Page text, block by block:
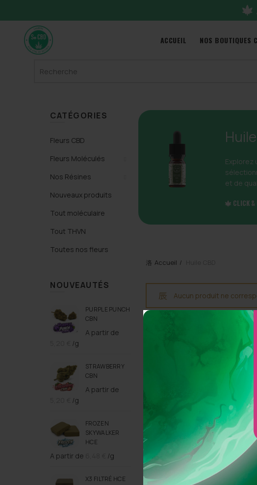
ACCUEIL NOS BOUTIQUES
for:
Explorez
et de
CLICK &
Accueil
Aucun produit ne
CATÉGORIES
Fleurs CBD
Fleurs Moléculés
Nos Résines
Nouveaux produits
Tout moléculaire
Tout THVN
Toutes nos fleurs
NOUVEAUTÉS
PURPLE PUNCH
CBN
A partir de
/g
STRAWBERRY
CBN
A partir de
/g
FROZEN
SKYWALKER
HCE
A partir de /g
X3 FILTRÉ HCE